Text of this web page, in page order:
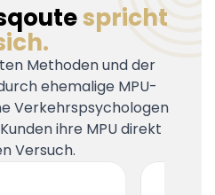
spricht
Methoden und der
ehemalige MPU-
Verkehrspsychologen
ihre MPU direkt
Versuch.